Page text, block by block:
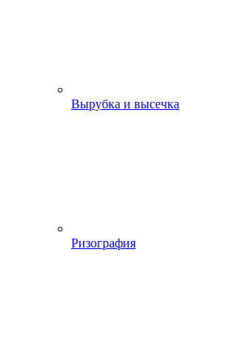
Вырубка и высечка
Ризография